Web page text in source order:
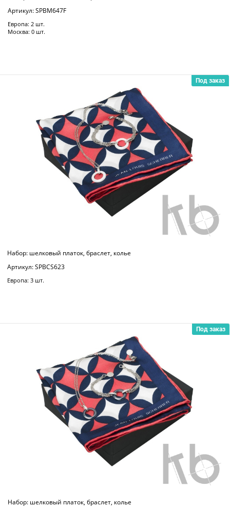
Артикул: SPBM647F
Европа: 2 шт.
Москва: 0 шт.
Под заказ
Набор: шелковый платок, браслет, колье
Артикул: SPBCS623
Европа: 3 шт.
Под заказ
Набор: шелковый платок, браслет, колье